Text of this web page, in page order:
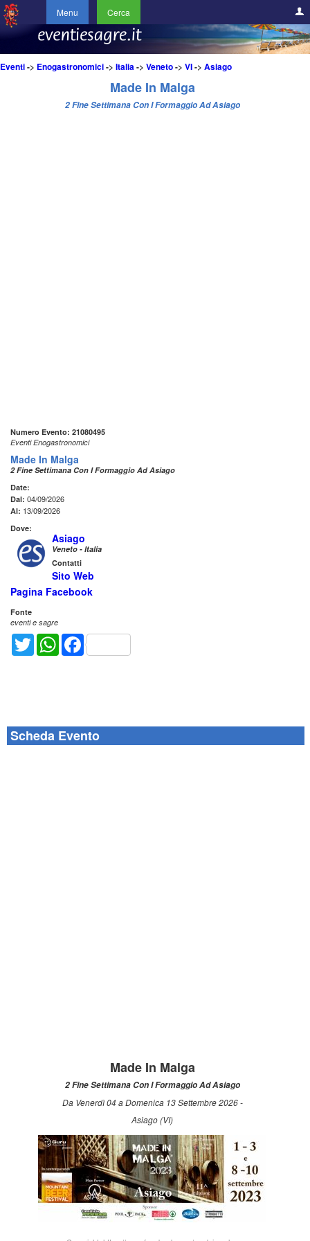
Menu Cerca
Eventi-> Enogastronomici-> Italia-> Veneto-> VI-> Asiago
Made In Malga
2 Fine Settimana Con I Formaggio Ad Asiago
Numero Evento: 21080495
Eventi Enogastronomici
Made In Malga
2 Fine Settimana Con I Formaggio Ad Asiago
Date:
Dal: 04/09/2026
Al: 13/09/2026
Dove:
Asiago
Veneto - Italia
Contatti
Sito Web
Pagina Facebook
Fonte
eventi e sagre
Twitter WhatsAppFacebook
Scheda Evento
Made In Malga
2 Fine Settimana Con I Formaggio Ad Asiago
Da Venerdì 04 a Domenica 13 Settembre 2026 -
Asiago (VI)